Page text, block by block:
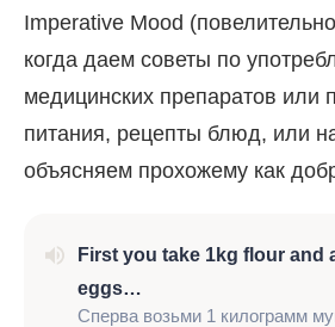
Imperative Mood
когда даем советы по
медицинских препаратов или
питания, рецепты блюд, или
объясняем прохожему как
First you take 1kg flour and
eggs…
Сперва возьми 1 килограмм